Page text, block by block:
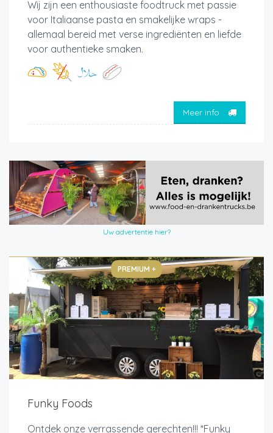
Wij zijn een enthousiaste foodtruck met passie
voor Italiaanse pasta en smakelijke wraps -
allemaal bereid met verse ingrediënten en liefde
voor authentieke smaken.
Meer info
Uw advertentie hier?
PREMIUM +
Funky Foods
Ontdek onze verrassende gerechten!!! *Funky